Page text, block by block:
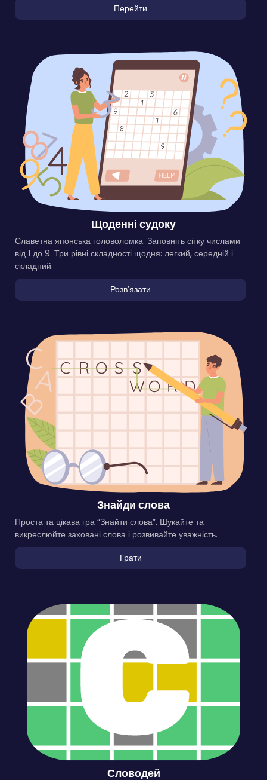
Перейти
Щоденні судоку
Славетна японська головоломка. Заповніть сітку числами
від 1 до 9. Три рівні складності щодня: легкий, середній і
складний.
Розвʼязати
Знайди слова
Проста та цікава гра “Знайти слова”. Шукайте та
викреслюйте заховані слова і розвивайте уважність.
Грати
Словодей